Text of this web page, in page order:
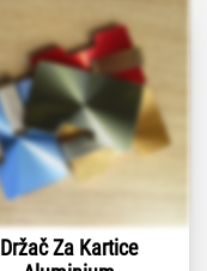
Držač Za Kartice